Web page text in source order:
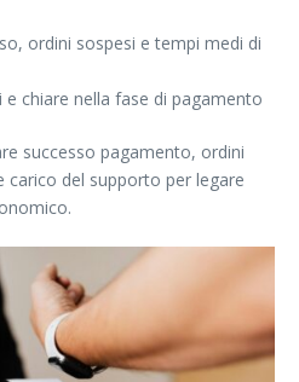
ordini sospesi e tempi medi di
chiare nella fase di pagamento
successo pagamento, ordini
carico del supporto per legare